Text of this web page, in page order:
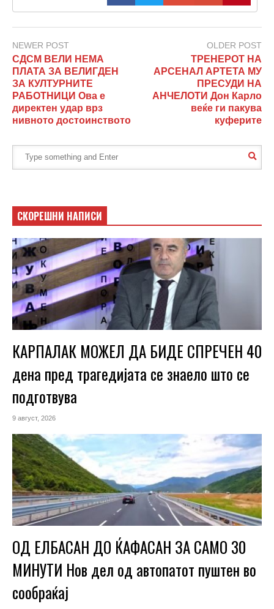
NEWER POST
СДСМ ВЕЛИ НЕМА
ПЛАТА ЗА ВЕЛИГДЕН
ЗА КУЛТУРНИТЕ
РАБОТНИЦИ Ова е
директен удар врз
нивното достоинството
OLDER POST
ТРЕНЕРОТ НА
АРСЕНАЛ АРТЕТА МУ
ПРЕСУДИ НА
АНЧЕЛОТИ Дон Карло
веќе ги пакува
куферите
СКОРЕШНИ НАПИСИ
КАРПАЛАК МОЖЕЛ ДА БИДЕ СПРЕЧЕН 40
дена пред трагедијата се знаело што се
подготвува
9 август, 2026
ОД ЕЛБАСАН ДО ЌАФАСАН ЗА САМО 30
МИНУТИ Нов дел од автопатот пуштен во
сообраќај